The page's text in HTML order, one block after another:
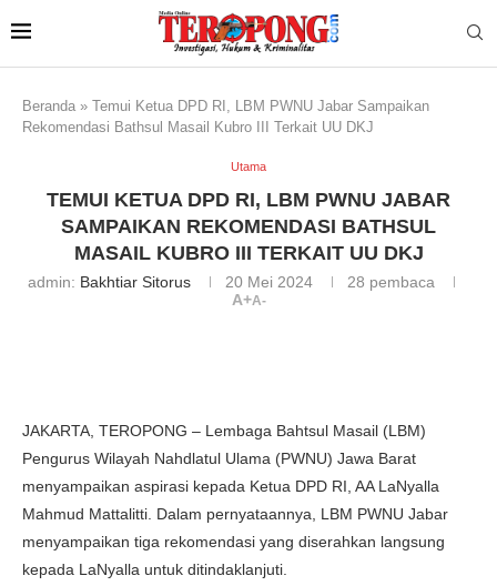
Beranda » Temui Ketua DPD RI, LBM PWNU Jabar Sampaikan
Rekomendasi Bathsul Masail Kubro III Terkait UU DKJ
Utama
TEMUI KETUA DPD RI, LBM PWNU JABAR
SAMPAIKAN REKOMENDASI BATHSUL
MASAIL KUBRO III TERKAIT UU DKJ
admin: Bakhtiar Sitorus 20 Mei 2024 28 pembaca
A+A-
JAKARTA, TEROPONG – Lembaga Bahtsul Masail (LBM)
Pengurus Wilayah Nahdlatul Ulama (PWNU) Jawa Barat
menyampaikan aspirasi kepada Ketua DPD RI, AA LaNyalla
Mahmud Mattalitti. Dalam pernyataannya, LBM PWNU Jabar
menyampaikan tiga rekomendasi yang diserahkan langsung
kepada LaNyalla untuk ditindaklanjuti.